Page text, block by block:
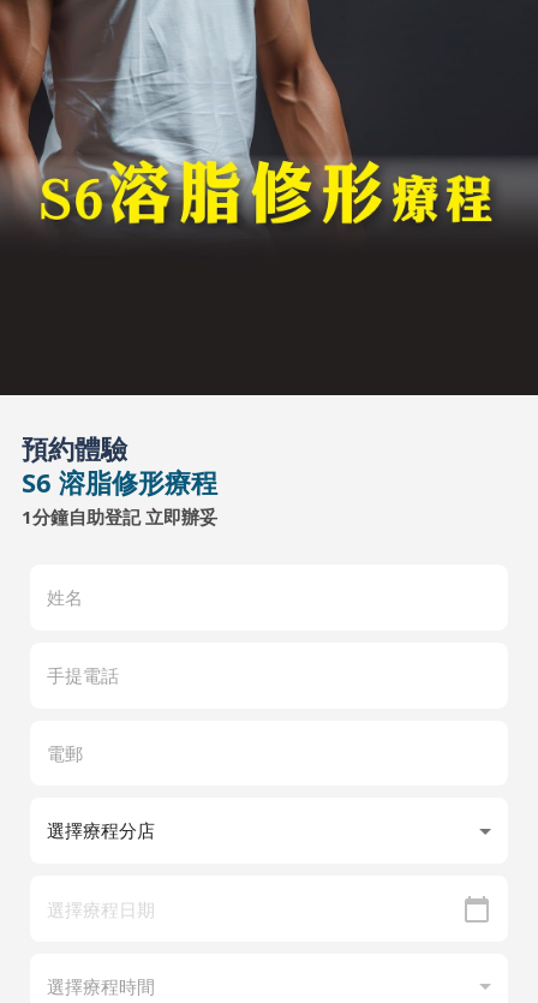
預約體驗
S6 溶脂修形療程
1分鐘自助登記 立即辦妥